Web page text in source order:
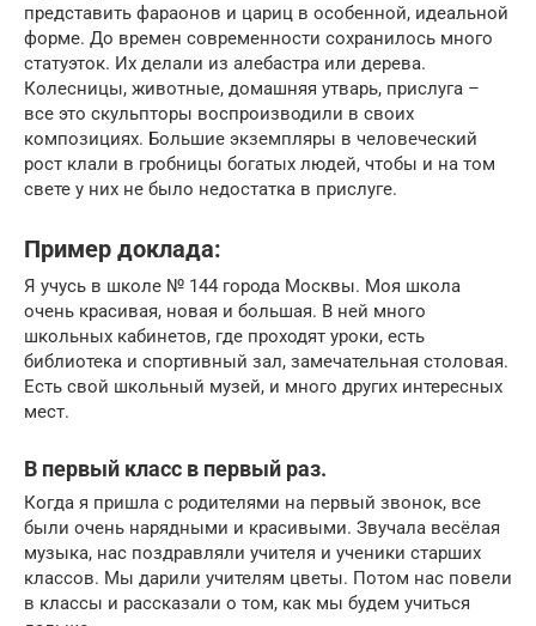
представить фараонов и цариц в особенной, идеальной
форме. До времен современности сохранилось много
статуэток. Их делали из алебастра или дерева.
Колесницы, животные, домашняя утварь, прислуга –
все это скульпторы воспроизводили в своих
композициях. Большие экземпляры в человеческий
рост клали в гробницы богатых людей, чтобы и на том
свете у них не было недостатка в прислуге.
Пример доклада:
Я учусь в школе № 144 города Москвы. Моя школа
очень красивая, новая и большая. В ней много
школьных кабинетов, где проходят уроки, есть
библиотека и спортивный зал, замечательная столовая.
Есть свой школьный музей, и много других интересных
мест.
В первый класс в первый раз.
Когда я пришла с родителями на первый звонок, все
были очень нарядными и красивыми. Звучала весёлая
музыка, нас поздравляли учителя и ученики старших
классов. Мы дарили учителям цветы. Потом нас повели
в классы и рассказали о том, как мы будем учиться